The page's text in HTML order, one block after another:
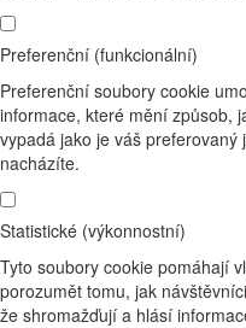
Preferenční (funkcionální)
Preferenční soubory cookie
informace, které mění způsob,
vypadá jako je váš
nacházíte.
Statistické (výkonnostní)
Tyto soubory cookie pomáhají
porozumět tomu, jak
že shromažďují a hlásí